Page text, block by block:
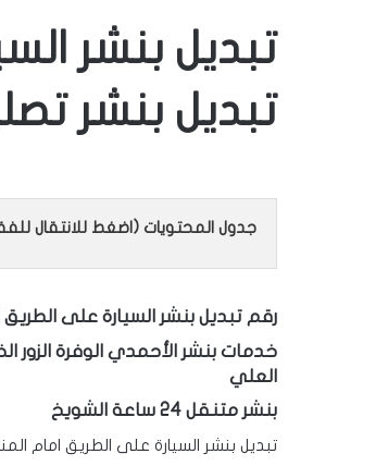
تبديل بنشر
تبديل بنشر تصليح
جدول المحتويات (اضغط للانتقال
رقم تبديل بنشر السيارة على الطريق
خدمات بنشر الأحمدي الوفرة الزور
العلي
بنشر متنقل 24 ساعة الشويخ
تبديل بنشر السيارة على الطريق امام